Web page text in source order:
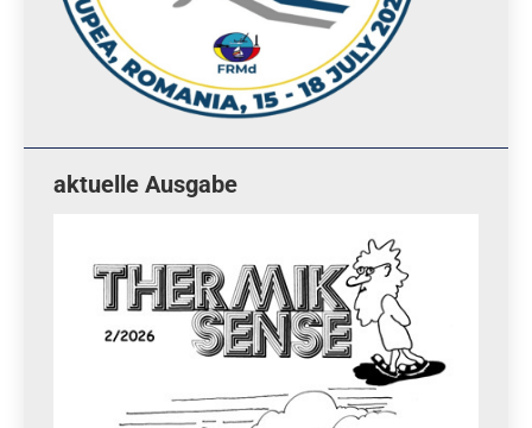
aktuelle Ausgabe